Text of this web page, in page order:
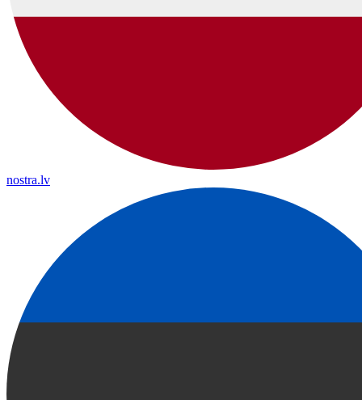
nostra.lv